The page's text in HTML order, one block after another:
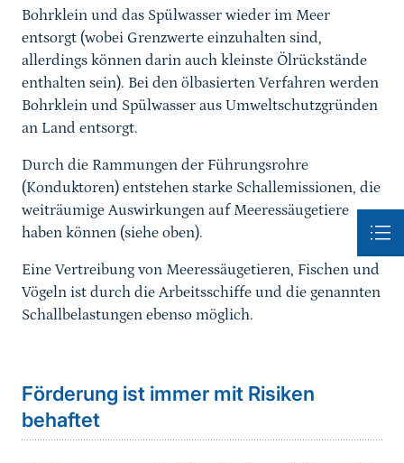
Bohrklein und das Spülwasser wieder im Meer
entsorgt (wobei Grenzwerte einzuhalten sind,
allerdings können darin auch kleinste Ölrückstände
enthalten sein). Bei den ölbasierten Verfahren werden
Bohrklein und Spülwasser aus Umweltschutzgründen
an Land entsorgt.
Durch die Rammungen der Führungsrohre
(Konduktoren) entstehen starke Schallemissionen, die
weiträumige Auswirkungen auf Meeressäugetiere
haben können (siehe oben).
Eine Vertreibung von Meeressäugetieren, Fischen und
Vögeln ist durch die Arbeitsschiffe und die genannten
Schallbelastungen ebenso möglich.
Förderung ist immer mit Risiken
behaftet